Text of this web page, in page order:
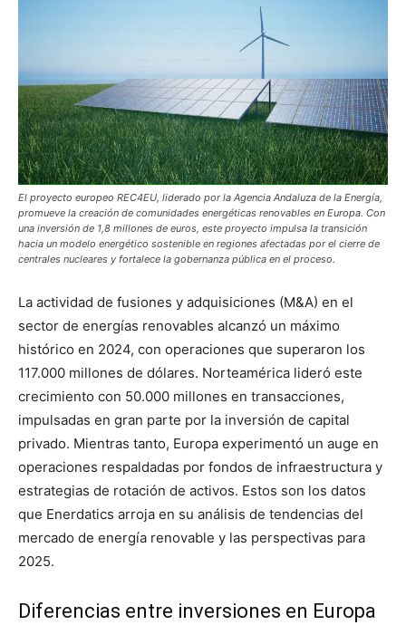
El proyecto europeo REC4EU, liderado por la Agencia Andaluza de la Energía,
promueve la creación de comunidades energéticas renovables en Europa. Con
una inversión de 1,8 millones de euros, este proyecto impulsa la transición
hacia un modelo energético sostenible en regiones afectadas por el cierre de
centrales nucleares y fortalece la gobernanza pública en el proceso.
La actividad de fusiones y adquisiciones (M&A) en el
sector de energías renovables alcanzó un máximo
histórico en 2024, con operaciones que superaron los
117.000 millones de dólares. Norteamérica lideró este
crecimiento con 50.000 millones en transacciones,
impulsadas en gran parte por la inversión de capital
privado. Mientras tanto, Europa experimentó un auge en
operaciones respaldadas por fondos de infraestructura y
estrategias de rotación de activos. Estos son los datos
que Enerdatics arroja en su análisis de tendencias del
mercado de energía renovable y las perspectivas para
2025.
Diferencias entre inversiones en Europa